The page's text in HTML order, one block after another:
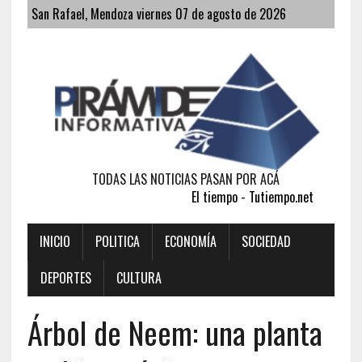
San Rafael, Mendoza viernes 07 de agosto de 2026
TODAS LAS NOTICIAS PASAN POR ACÁ
El tiempo - Tutiempo.net
INICIO POLITICA ECONOMÍA
SOCIEDAD
DEPORTES
CULTURA
Árbol de Neem: una planta